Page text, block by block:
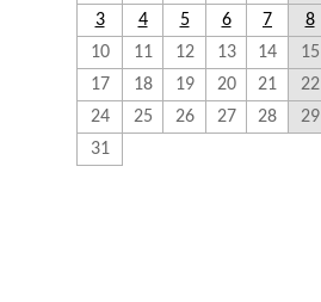
3
4 5 6 7 8
10
11 12 13 14 15
17
18 19 20 21 22
24
25 26 27 28 29
31